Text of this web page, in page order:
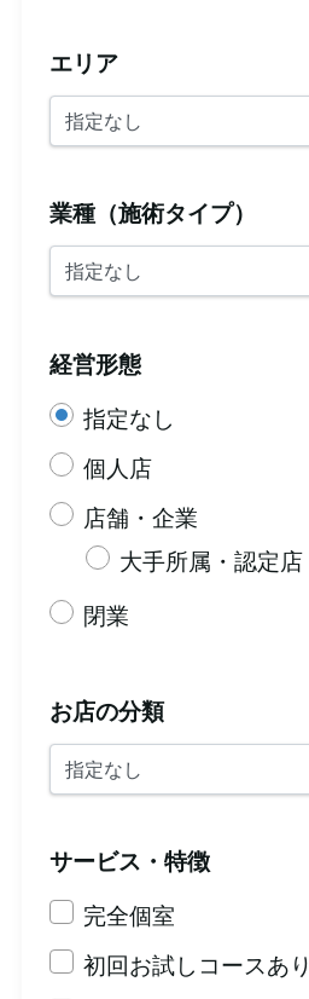
エリア
業種（施術タイプ）
経営形態
指定なし
個人店
店舗・企業
大手所属・認定店
閉業
お店の分類
サービス・特徴
完全個室
初回お試しコースあり